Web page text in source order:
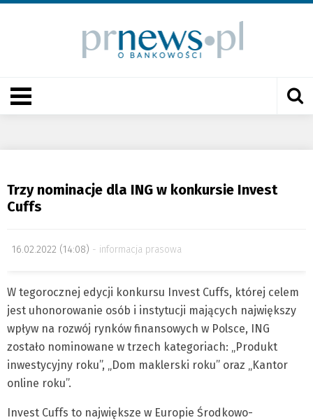
Trzy nominacje dla ING w konkursie Invest
Cuffs
16.02.2022 (14:08) informacja prasowa
W tegorocznej edycji konkursu Invest Cuffs, której celem
jest uhonorowanie osób i instytucji mających największy
wpływ na rozwój rynków finansowych w Polsce, ING
zostało nominowane w trzech kategoriach: „Produkt
inwestycyjny roku”, „Dom maklerski roku” oraz „Kantor
online roku”.
Invest Cuffs to największe w Europie Środkowo-